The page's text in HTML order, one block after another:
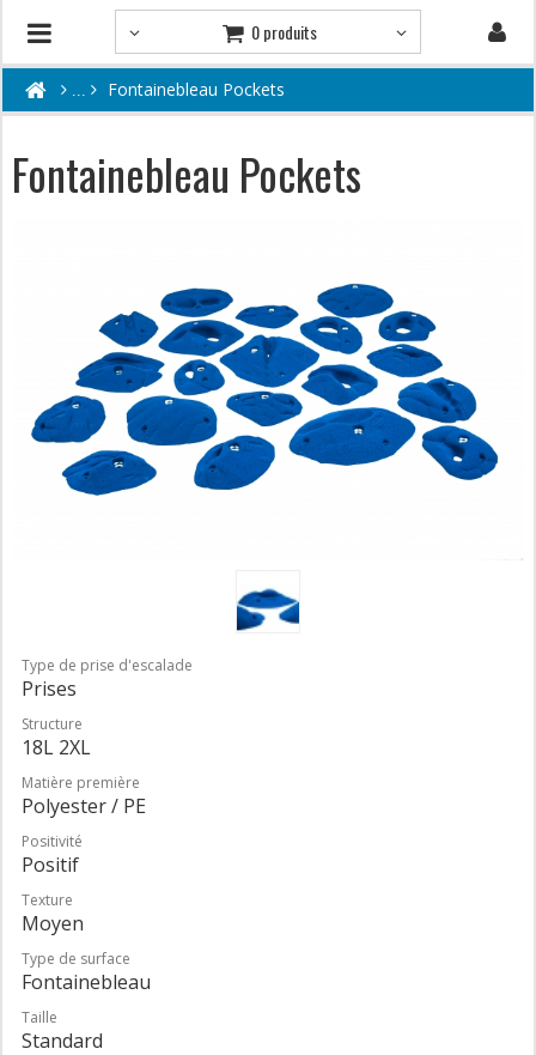
0 produits
Fontainebleau Pockets
Fontainebleau Pockets
Type de prise d'escalade
Prises
Structure
18L 2XL
Matière première
Polyester / PE
Positivité
Positif
Texture
Moyen
Type de surface
Fontainebleau
Taille
Standard